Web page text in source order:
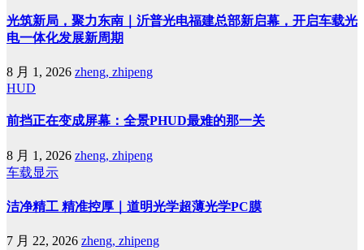
光筑新局，聚力东南｜沂普光电福建总部新启幕，开启车载光
电一体化发展新周期
8 月 1, 2026 zheng, zhipeng
HUD
前挡正在变成屏幕：全景PHUD最难的那一关
8 月 1, 2026 zheng, zhipeng
车载显示
洁净精工 精准控厚｜道明光学超薄光学PC膜
7 月 22, 2026 zheng, zhipeng